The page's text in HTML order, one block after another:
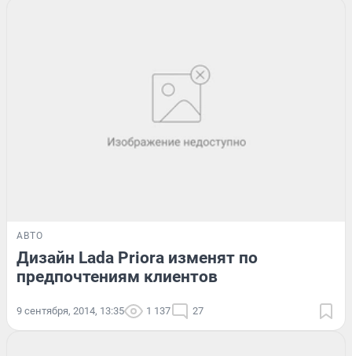
АВТО
Дизайн Lada Priora изменят по
предпочтениям клиентов
9 сентября, 2014, 13:35 1 137 27